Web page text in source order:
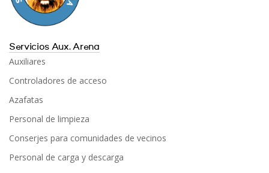
Servicios Aux. Arena
Auxiliares
Controladores de acceso
Azafatas
Personal de limpieza
Conserjes para comunidades de vecinos
Personal de carga y descarga